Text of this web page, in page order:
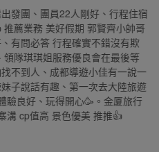
我們參加4/8-4/13江南遊
們照顧的很好，每到一個
上下車，吃飯的時候也是
夠？還有到飯店的時候都
方不好，真的是很貼心的
加他們家其他的旅遊團！